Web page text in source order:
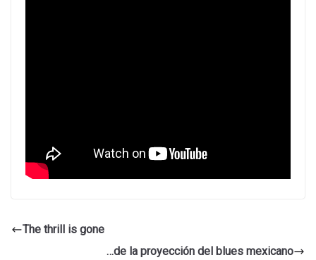
The thrill is gone
…de la proyección del blues mexicano